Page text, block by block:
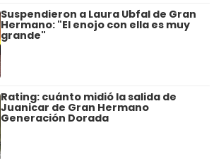
Suspendieron a Laura Ubfal de Gran
Hermano: "El enojo con ella es muy
grande"
Rating: cuánto midió la salida de
Juanicar de Gran Hermano
Generación Dorada